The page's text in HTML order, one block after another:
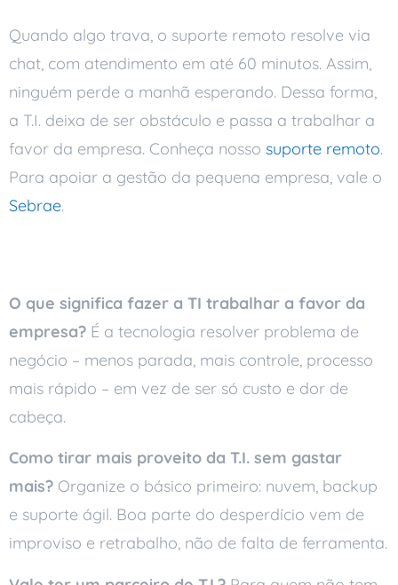
Quando algo trava, o suporte remoto resolve via
chat, com atendimento em até 60 minutos. Assim,
ninguém perde a manhã esperando. Dessa forma,
a T.I. deixa de ser obstáculo e passa a trabalhar a
favor da empresa. Conheça nosso suporte remoto.
Para apoiar a gestão da pequena empresa, vale o
Sebrae.
O que significa fazer a TI trabalhar a favor da
empresa? É a tecnologia resolver problema de
negócio – menos parada, mais controle, processo
mais rápido – em vez de ser só custo e dor de
cabeça.
Como tirar mais proveito da T.I. sem gastar
mais? Organize o básico primeiro: nuvem, backup
e suporte ágil. Boa parte do desperdício vem de
improviso e retrabalho, não de falta de ferramenta.